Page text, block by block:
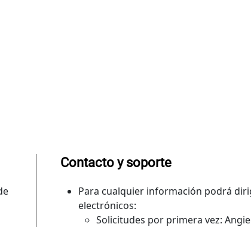
Contacto y soporte
Para cualquier información podrá
electrónicos:
Solicitudes por primera vez: